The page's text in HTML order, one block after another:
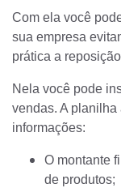
Com ela você
sua empresa
prática a
Nela você pode
vendas. A
informações:
O montante
de produtos;